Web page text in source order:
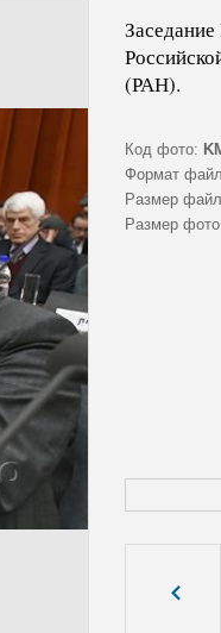
(РАН).
Код фото:
Формат
Размер
Размер фото